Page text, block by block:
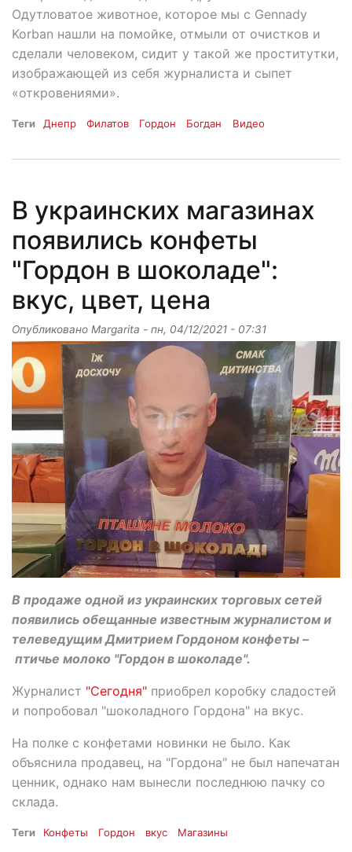
Одутловатое животное, которое мы с Gennady
Korban нашли на помойке, отмыли от очистков и
сделали человеком, сидит у такой же проститутки,
изображающей из себя журналиста и сыпет
«откровениями».
Теги Днепр Филатов Гордон Богдан Видео
В украинских магазинах
появились конфеты
"Гордон в шоколаде":
вкус, цвет, цена
Опубликовано Margarita - пн, 04/12/2021 - 07:31
В продаже одной из украинских торговых сетей
появились обещанные известным журналистом и
телеведущим Дмитрием Гордоном конфеты –
птичье молоко "Гордон в шоколаде".
Журналист "Сегодня" приобрел коробку сладостей
и попробовал "шоколадного Гордона" на вкус.
На полке с конфетами новинки не было. Как
объяснила продавец, на "Гордона" не был напечатан
ценник, однако нам вынесли последнюю пачку со
склада.
Теги Конфеты Гордон вкус Магазины